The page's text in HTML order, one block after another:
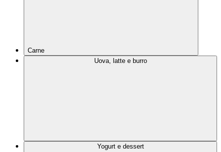
Carne
Uova, latte e burro
Yogurt e dessert